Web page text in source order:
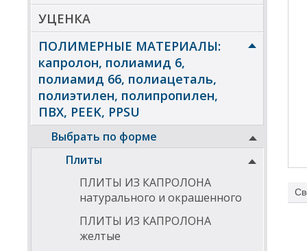
УЦЕНКА
ПОЛИМЕРНЫЕ МАТЕРИАЛЫ:
капролон, полиамид 6,
полиамид 66, полиацеталь,
полиэтилен, полипропилен,
ПВХ, PEEK, PPSU
Выбрать по форме
Плиты
ПЛИТЫ ИЗ КАПРОЛОНА
натурального и окрашенного
ПЛИТЫ ИЗ КАПРОЛОНА
желтые